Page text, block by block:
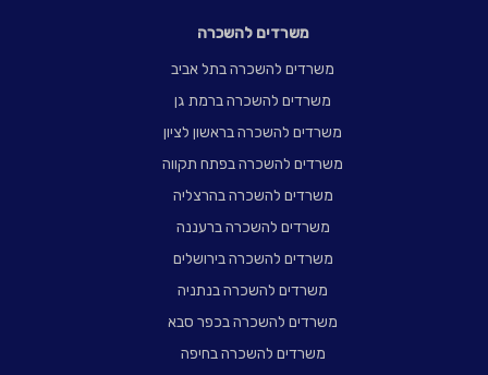
משרדים להשכרה
משרדים להשכרה בתל אביב
משרדים להשכרה ברמת גן
משרדים להשכרה בראשון לציון
משרדים להשכרה בפתח תקווה
משרדים להשכרה בהרצליה
משרדים להשכרה ברעננה
משרדים להשכרה בירושלים
משרדים להשכרה בנתניה
משרדים להשכרה בכפר סבא
משרדים להשכרה בחיפה